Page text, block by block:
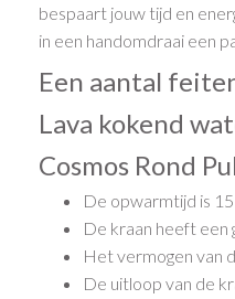
bespaart jouw tijd en
in een handomdraai een
Een aantal
Lava kokend
Cosmos Rond
De opwarmtijd is
De kraan heeft een
Het vermogen van
De uitloop van de